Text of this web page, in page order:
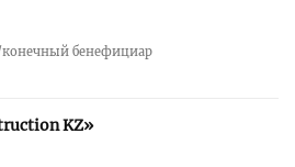
бенефициар
KZ»